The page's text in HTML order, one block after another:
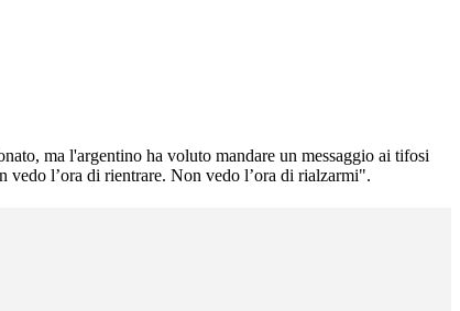
ma l'argentino ha voluto mandare un messaggio ai tifosi
vedo l’ora di rientrare. Non vedo l’ora di rialzarmi".